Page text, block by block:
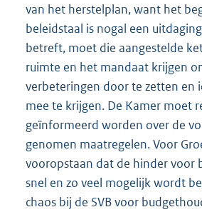
van het herstelplan, want het
beleidstaal is nogal een
betreft, moet die aangestelde
ruimte en het mandaat krijgen
verbeteringen door te zetten en
mee te krijgen. De Kamer moet
geïnformeerd worden over de
genomen maatregelen. Voor
vooropstaan dat de hinder voor
snel en zo veel mogelijk wordt
chaos bij de SVB voor